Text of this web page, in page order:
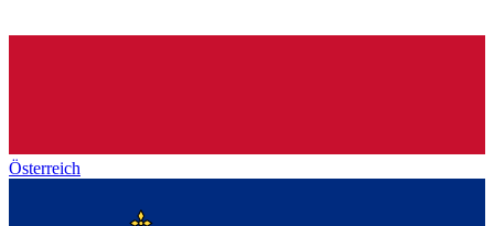
Österreich